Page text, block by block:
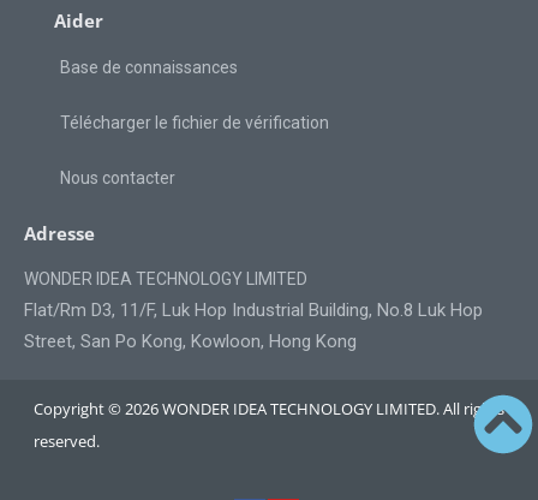
Aider
Base de connaissances
Télécharger le fichier de vérification
Nous contacter
Adresse
WONDER IDEA TECHNOLOGY LIMITED
Flat/Rm D3, 11/F, Luk Hop Industrial Building, No.8 Luk Hop
Street, San Po Kong, Kowloon, Hong Kong
Copyright © 2026 WONDER IDEA TECHNOLOGY LIMITED. All rights
reserved.